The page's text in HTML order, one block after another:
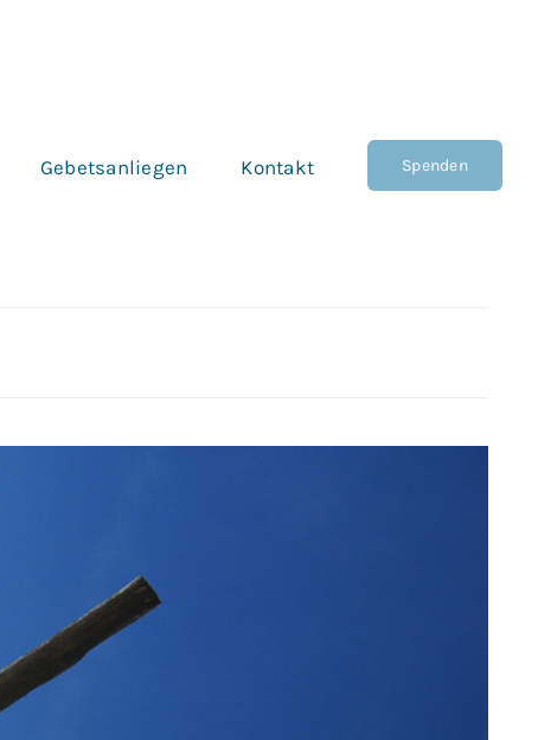
Gebetsanliegen Kontakt Spenden